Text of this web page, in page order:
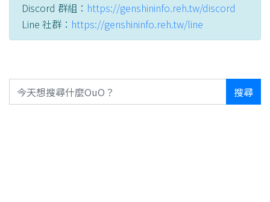
Discord 群組： https://genshininfo.reh.tw/discord
Line 社群： https://genshininfo.reh.tw/line
搜尋